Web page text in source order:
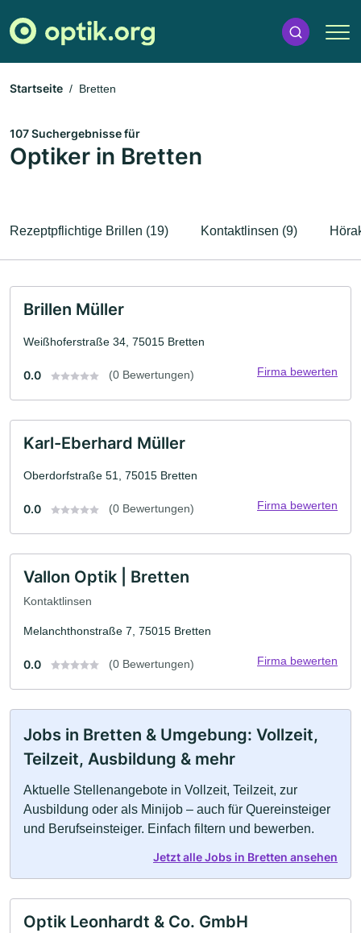
Startseite Bretten
107 Suchergebnisse für
Optiker in Bretten
Rezeptpflichtige Brillen (19) Kontaktlinsen (9)
Brillen Müller
Weißhoferstraße 34, 75015 Bretten
0.0 (0 Bewertungen) Firma bewerten
Karl-Eberhard Müller
Oberdorfstraße 51, 75015 Bretten
0.0 (0 Bewertungen) Firma bewerten
Vallon Optik | Bretten
Kontaktlinsen
Melanchthonstraße 7, 75015 Bretten
0.0 (0 Bewertungen) Firma bewerten
Jobs in Bretten & Umgebung: Vollzeit,
Teilzeit, Ausbildung & mehr
Aktuelle Stellenangebote in Vollzeit, Teilzeit, zur
Ausbildung oder als Minijob – auch für Quereinsteiger
und Berufseinsteiger. Einfach filtern und bewerben.
Jetzt alle Jobs in Bretten ansehen
Optik Leonhardt & Co. GmbH